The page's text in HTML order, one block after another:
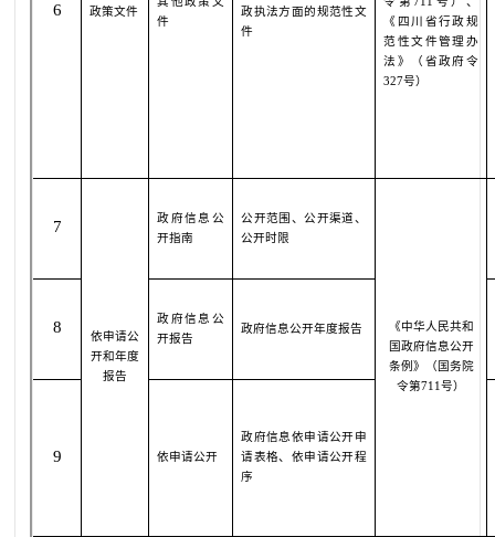
6 政策文件
件
政执法方面的规范性文
件
《四川省行政规
范性文件管理办
法》（省政府令
327号）
7
依申请公
开和年度
报告
政府信息公
开指南
公开范围、公开渠道、
公开时限
《中华人民共和
国政府信息公开
条例》（国务院
令第711号）
8
政府信息公
开报告
政府信息公开年度报告
9 依申请公开
政府信息依申请公开申
请表格、依申请公开程
序